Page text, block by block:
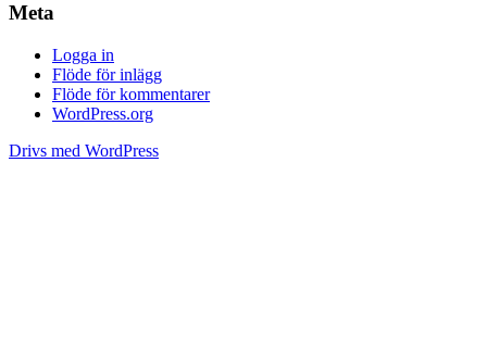
Meta
Logga in
Flöde för inlägg
Flöde för kommentarer
WordPress.org
Drivs med WordPress